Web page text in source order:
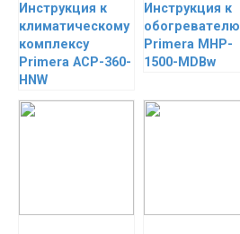
Инструкция к
климатическому
комплексу
Primera ACP-360-
HNW
Инструкция к
обогревателю
Primera MHP-
1500-MDBw